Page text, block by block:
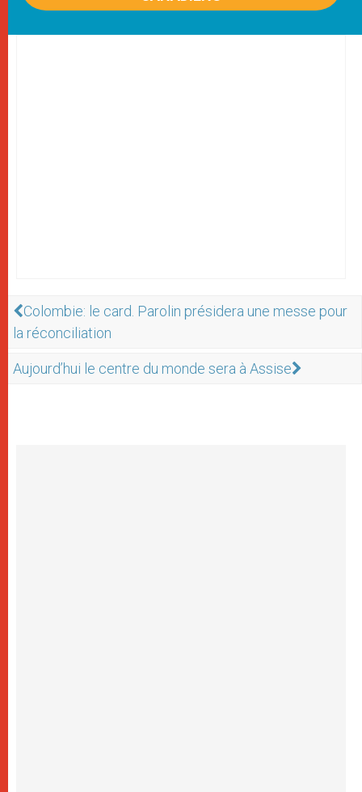
Colombie: le card. Parolin présidera une messe pour
la réconciliation
Aujourd’hui le centre du monde sera à Assise